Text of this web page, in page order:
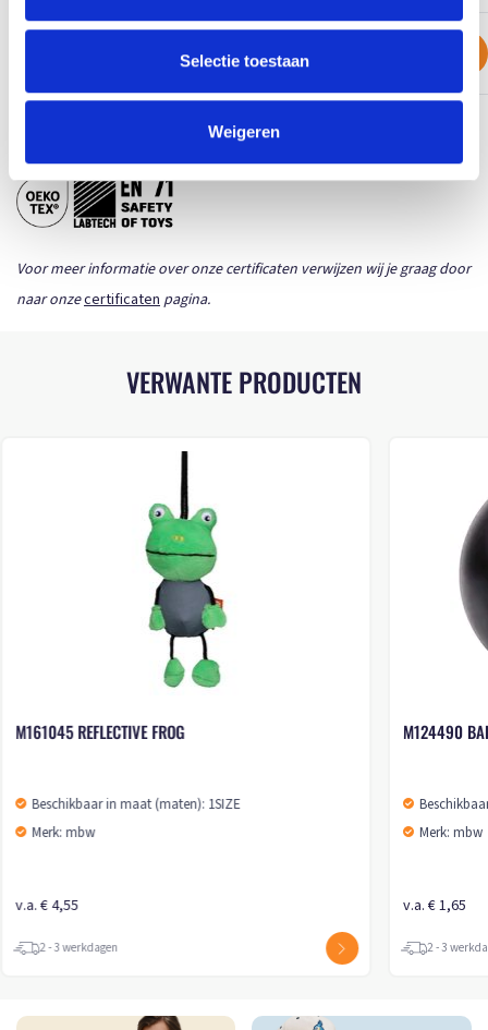
Selectie toestaan
Weigeren
Product sheet (PDF)
Voor meer informatie over onze certificaten verwijzen wij je graag door
naar onzecertificatenpagina.
VERWANTE PRODUCTEN
M161045 REFLECTIVE FROG
Beschikbaar in maat (maten): 1SIZE
Merk: mbw
v.a. € 4,55
2 - 3 werkdagen
M124490
Merk: mbw
v.a. € 1,65
2 - 3